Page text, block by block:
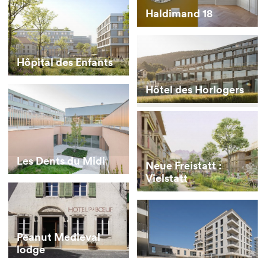
Haldimand 18
Hôpital des Enfants
Hôtel des Horlogers
Les Dents du Midi
Neue Freistatt :
Vielstatt
Peanut Medieval
lodge